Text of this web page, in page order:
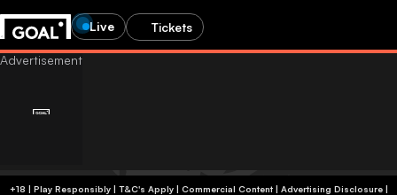
Live Tickets
+18 | Play Responsibly | T&C's Apply | Commercial Content| Advertising Disclosure|